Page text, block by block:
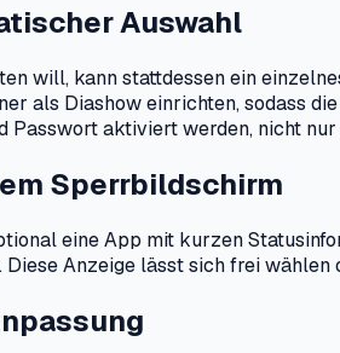
Auswahl
will, kann stattdessen ein
als Diashow einrichten, sodass
Passwort aktiviert werden, nicht
Sperrbildschirm
eine App mit kurzen
Anzeige lässt sich frei